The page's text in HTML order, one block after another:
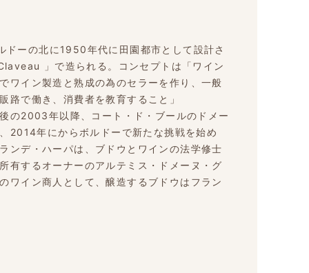
ーの北に1950年代に田園都市として設計さ
」で造られる。コンセプトは「ワイン
ワイン製造と熟成の為のセラーを作り、一般
路で働き、消費者を教育すること」
の2003年以降、コート・ド・ブールのドメー
2014年にからボルドーで新たな挑戦を始め
ンデ・ハーパは、ブドウとワインの法学修士
有するオーナーのアルテミス・ドメーヌ・グ
ワイン商人として、醸造するブドウはフラン